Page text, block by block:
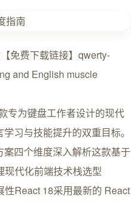
免费下载链接】qwerty-
and English muscle
专为键盘工作者设计的现代
习与技能提升的双重目标。
四个维度深入解析这款基于
现代化前端技术栈选型
React 18采用最新的 React